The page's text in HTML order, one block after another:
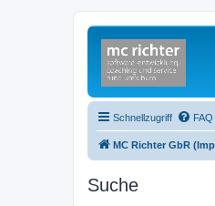
Schnellzugriff FAQ
MC Richter GbR
Suche